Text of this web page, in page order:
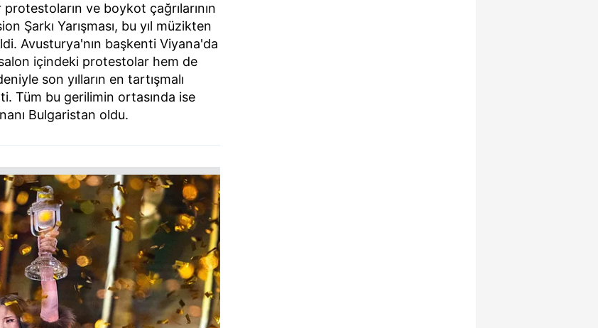
ve boykot çağrılarının
Şarkı Yarışması, bu yıl müzikten
Avusturya'nın başkenti Viyana'da
içindeki protestolar hem de
son yılların en tartışmalı
Tüm bu gerilimin ortasında ise
Bulgaristan oldu.